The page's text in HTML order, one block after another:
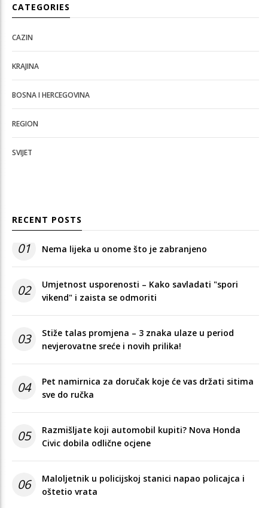
CATEGORIES
CAZIN
KRAJINA
BOSNA I HERCEGOVINA
REGION
SVIJET
RECENT POSTS
01 Nema lijeka u onome što je zabranjeno
02
Umjetnost usporenosti – Kako savladati "spori
vikend" i zaista se odmoriti
03
Stiže talas promjena – 3 znaka ulaze u period
nevjerovatne sreće i novih prilika!
04
Pet namirnica za doručak koje će vas držati sitima
sve do ručka
05
Razmišljate koji automobil kupiti? Nova Honda
Civic dobila odlične ocjene
06
Maloljetnik u policijskoj stanici napao policajca i
oštetio vrata